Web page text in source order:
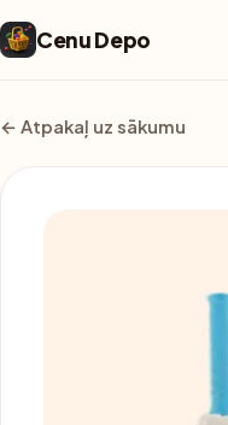
Cenu Depo
← Atpakaļ uz sākumu